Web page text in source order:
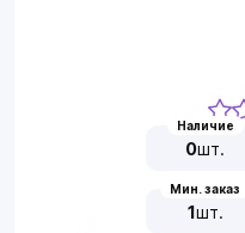
Наличие
0шт.
Мин. заказ
1шт.